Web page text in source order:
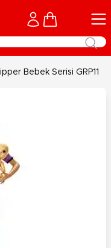
Cart
Bebek Serisi GRP11